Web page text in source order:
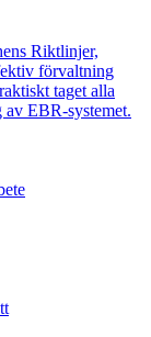
Riktlinjer,
förvaltning
taget alla
av EBR-systemet.